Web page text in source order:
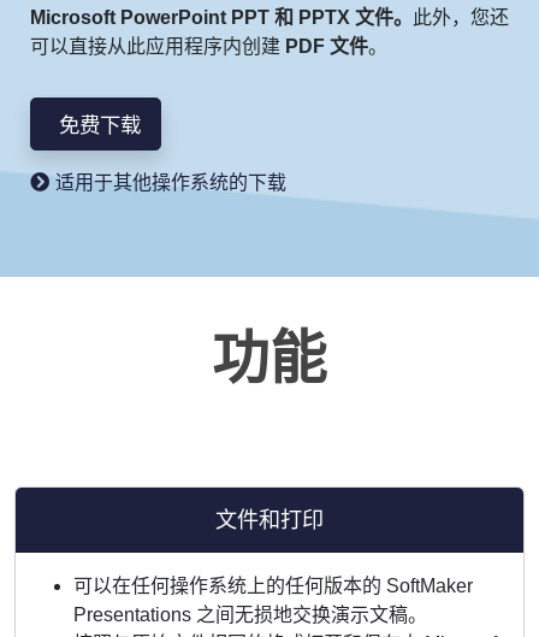
Microsoft PowerPoint PPT 和 PPTX 文件。
此外，您还
可以直接从此应用程序内创建 PDF 文件。
免费下载
适用于其他操作系统的下载
功能
文件和打印
可以在任何操作系统上的任何版本的 SoftMaker
Presentations 之间无损地交换演示文稿。